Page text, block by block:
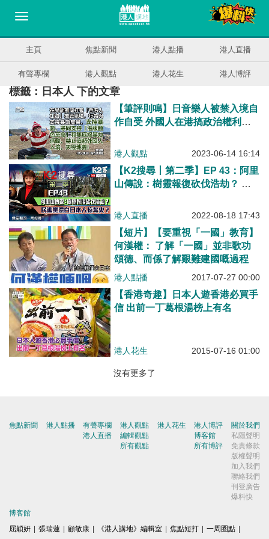
主頁 焦點新聞 港人點播 港人直播
有聲專欄 港人觀點 港人花生 港人博評
標籤：日本人 下的文章
【筆評則鳴】日音樂人被禁入境自
作自受 外國人在港搞政治權利非
港人觀點 2023-06-14 16:14
【K2搜尋丨第二季】EP 43：阿里
山傳說：樹靈報復砍伐浩劫？ 民
港人直播 2022-08-18 17:43
【短片】【要重視「一國」教育】
何漢權： 了解「一國」並非歌功
頌德、而係了解艱難建國嘅過程
港人點播 2017-07-27 00:00
【香港奇趣】日本人遊香港必買手
信 出前一丁葛根湯榜上有名
港人花生 2015-07-16 01:00
沒有更多了
焦點新聞 港人點播
有聲專欄
港人直播
港人觀點
編輯觀點
所有觀點
港人花生
港人博評
博客館
所有博評
關於我們
私隱聲明
免責條款
版權聲明
加入我們
聯絡我們
刊登廣告
爆料快
博客館
屈穎妍 | 張瑞蓮 | 顧敏康 | 《港人講地》編輯室 | 焦點短打 | 一周圈點 |